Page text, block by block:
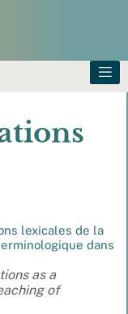
lexicales de la
dans
as a
of